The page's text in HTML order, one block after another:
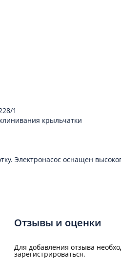
1
крыльчатки
оснащен
Отзывы и оценки
Для добавления отзыва
зарегистрироваться.